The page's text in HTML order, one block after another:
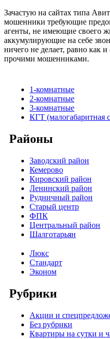
Зачастую на сайтах типа
мошенники требующие
агенты, не имеющие своего
аккумулирующие на себе
ничего не делает, равно как
прочими мошенниками.
1-комнатные
2-комнатные
3-комнатные
КГТ (малогабаритная
Районы
Заводский район
Кемерово
Кировский район
Ленинский район
Рудничный район
Старый центр
ФПК
Центральный район
Шалготарьян
Люкс
Стандарт
Эконом
Рубрики
Акции и
Без рубрики
Квартиры на сутки и